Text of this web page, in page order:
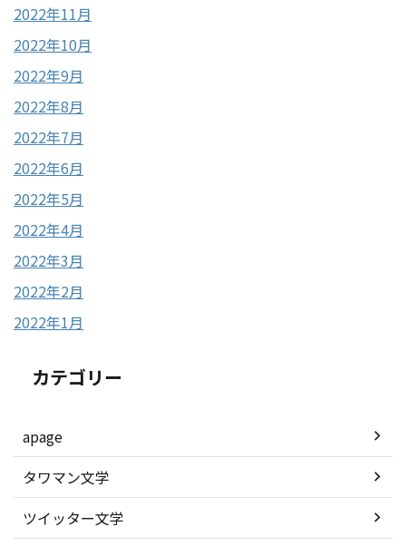
2022年11月
2022年10月
2022年9月
2022年8月
2022年7月
2022年6月
2022年5月
2022年4月
2022年3月
2022年2月
2022年1月
カテゴリー
apage
タワマン文学
ツイッター文学